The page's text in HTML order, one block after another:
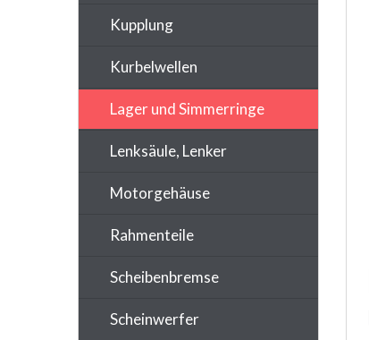
Kupplung
Kurbelwellen
Lager und Simmerringe
Lenksäule, Lenker
Motorgehäuse
Rahmenteile
Scheibenbremse
Scheinwerfer